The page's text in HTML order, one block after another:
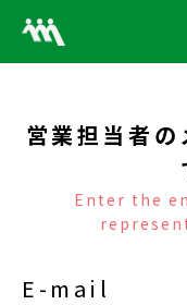
営業担当者
Enter the
E-mail